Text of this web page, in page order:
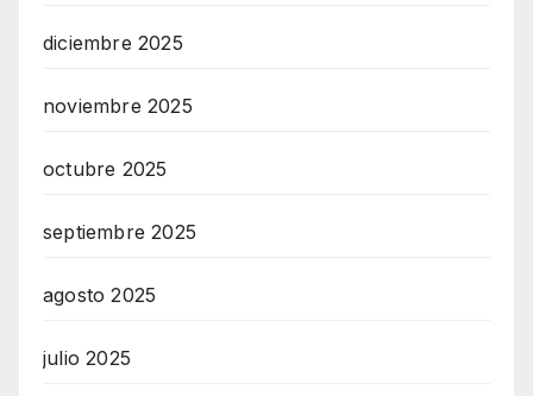
diciembre 2025
noviembre 2025
octubre 2025
septiembre 2025
agosto 2025
julio 2025